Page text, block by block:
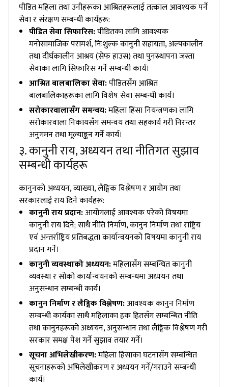
पीडित महिला तथा उनीहरूका आश्रितहरूलाई तत्काल आवश्यक पर्ने
सेवा र संरक्षण सम्बन्धी कार्यहरू:
पीडित सेवा सिफारिस:पीडितका लागि आवश्यक
मनोसामाजिक परामर्श, निःशुल्क कानुनी सहायता, अल्पकालीन
तथा दीर्घकालीन आश्रय (सेफ हाउस) तथा पुनस्र्थापना जस्ता
सेवाका लागि सिफारिस गर्ने सम्बन्धी कार्य।
आश्रित बालबालिका सेवा:पीडितसँग आश्रित
बालबालिकाहरूका लागि विशेष सेवा सम्बन्धी कार्य।
सरोकारवालासँग समन्वय:महिला हिंसा नियन्त्रणका लागि
सरोकारवाला निकायसँग समन्वय तथा सहकार्य गरी निरन्तर
अनुगमन तथा मूल्याङ्कन गर्ने कार्य।
३. कानुनी राय, अध्ययन तथा नीतिगत सुझाव
सम्बन्धी कार्यहरू
कानुनको अध्ययन, व्याख्या, लैङ्गिक विश्लेषण र आयोग तथा
सरकारलाई राय दिने कार्यहरू:
कानुनी राय प्रदान:आयोगलाई आवश्यक परेको विषयमा
कानुनी राय दिने; साथै नीति निर्माण, कानुन निर्माण तथा राष्ट्रिय
एवं अन्तर्राष्ट्रिय प्रतिबद्धता कार्यान्वयनको विषयमा कानुनी राय
प्रदान गर्ने।
कानुनी व्यवस्थाको अध्ययन:महिलासँग सम्बन्धित कानुनी
व्यवस्था र सोको कार्यान्वयनको सम्बन्धमा अध्ययन तथा
अनुसन्धान सम्बन्धी कार्य।
कानुन निर्माण र लैङ्गिक विश्लेषण:आवश्यक कानुन निर्माण
सम्बन्धी कार्यका साथै महिलाका हक हितसँग सम्बन्धित नीति
तथा कानुनहरूको अध्ययन, अनुसन्धान तथा लैङ्गिक विश्लेषण गरी
सरकार समक्ष पेश गर्ने सुझाव तयार गर्ने।
सूचना अभिलेखीकरण:महिला हिंसाका घटनासँग सम्बन्धित
सूचनाहरूको अभिलेखीकरण र अध्ययन गर्ने/गराउने सम्बन्धी
कार्य।